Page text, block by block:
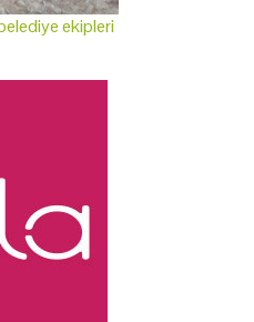
ekipleri